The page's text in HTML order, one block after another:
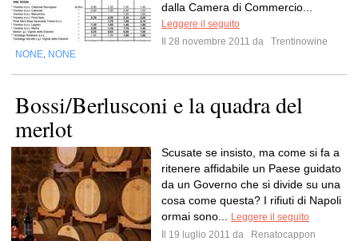
dalla Camera di Commercio...
Leggere il seguito
Il 28 novembre 2011 da
Trentinowine
NONE NONE
Bossi/Berlusconi e la quadra del
merlot
Scusate se insisto, ma come si fa a
ritenere affidabile un Paese guidato
da un Governo che si divide su una
cosa come questa? I rifiuti di Napoli
ormai sono...
Leggere il seguito
Il 19 luglio 2011 da
Renatocappon